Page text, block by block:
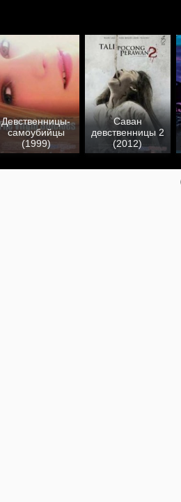
Девственницы-
самоубийцы
(1999)
Саван
девственницы 2
(2012)